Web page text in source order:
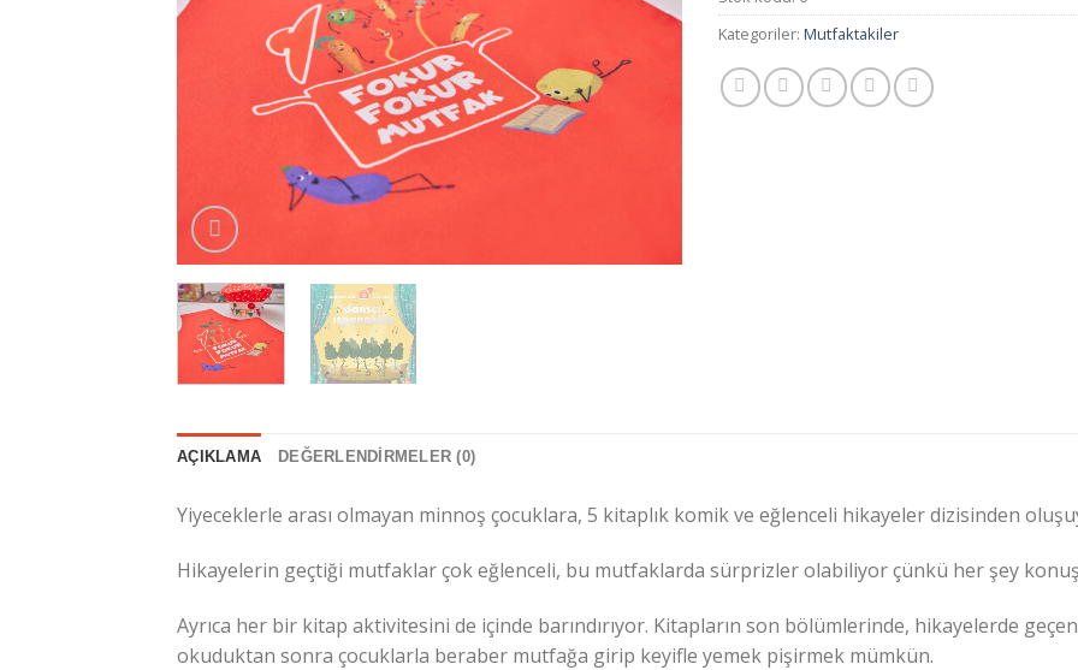
Kategoriler: Mutfaktakiler
AÇIKLAMA DEĞERLENDIRMELER (0)
Yiyeceklerle arası olmayan minnoş çocuklara, 5 kitaplık komik ve eğlenceli hikayeler dizisinden
Hikayelerin geçtiği mutfaklar çok eğlenceli, bu mutfaklarda sürprizler olabiliyor çünkü her şey
Ayrıca her bir kitap aktivitesini de içinde barındırıyor. Kitapların son bölümlerinde, hikayelerde
okuduktan sonra çocuklarla beraber mutfağa girip keyifle yemek pişirmek mümkün.